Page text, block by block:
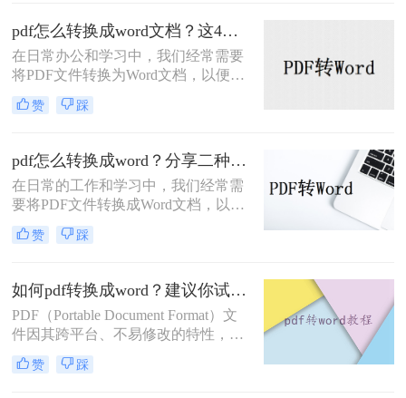
呢？今天教大家2个非常简单方便的
pdf转word，一起来看看吧~
pdf怎么转换成word文档？这4种方法，任你选择！
在日常办公和学习中，我们经常需要
将PDF文件转换为Word文档，以便进
行编辑、修改和格式化。那么PDF怎
么转换成Word文档呢？本文将为您介
松实现文件格式转换。
赞 踩
pdf怎么转换成word？分享二种实用的方法！
在日常的工作和学习中，我们经常需
要将PDF文件转换成Word文档，以便
于编辑和修改。那么PDF怎么转换成
Word呢？本文将为大家介绍两种实用
成文件格式的转换。
赞 踩
如何pdf转换成word？建议你试试这三种方法！
PDF（Portable Document Format）文
件因其跨平台、不易修改的特性，被
广泛应用于各种场合。然而，在某些
情况下，我们可能需要将PDF文件转
赞 踩